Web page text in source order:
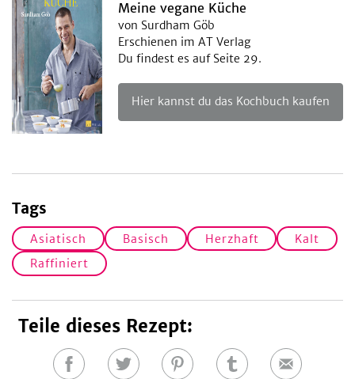
Meine vegane Küche
von Surdham Göb
Erschienen im AT Verlag
Du findest es auf Seite 29.
Hier kannst du das Kochbuch kaufen
Tags
Asiatisch Basisch Herzhaft
Kalt
Raffiniert
Teile dieses Rezept:
Auf
Auf
Auf
Auf
E-